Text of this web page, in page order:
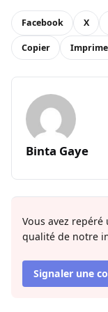
Facebook X
Copier
Binta Gaye
Vous avez
qualité de notre
Signaler une